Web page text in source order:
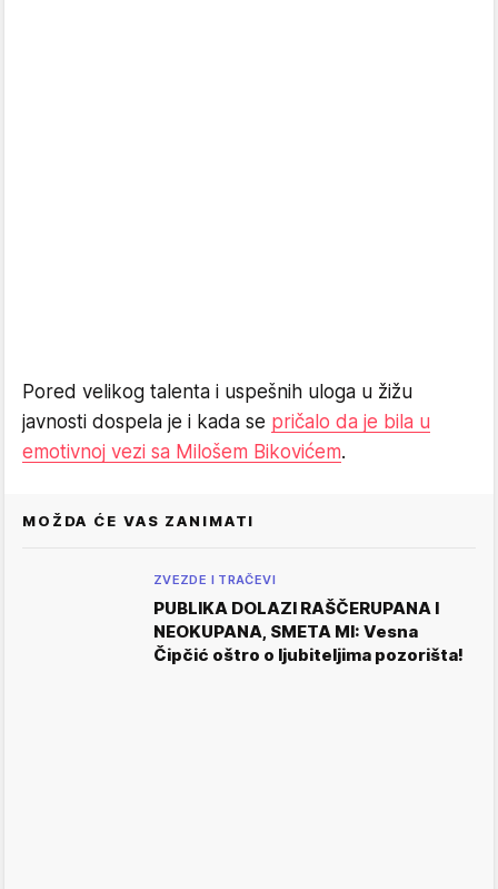
Pored velikog talenta i uspešnih uloga u žižu
javnosti dospela je i kada se pričalo da je bila u
emotivnoj vezi sa Milošem Bikovićem.
MOŽDA ĆE VAS ZANIMATI
ZVEZDE I TRAČEVI
PUBLIKA DOLAZI RAŠČERUPANA I
NEOKUPANA, SMETA MI: Vesna
Čipčić oštro o ljubiteljima pozorišta!